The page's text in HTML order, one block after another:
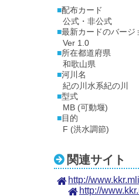
配布カード
公式・非公式
最新カードのバージ
Ver 1.0
所在都道府県
和歌山県
河川名
紀の川水系紀の川
型式
MB (可動堰)
目的
F (洪水調節)
関連サイト
http://
http://